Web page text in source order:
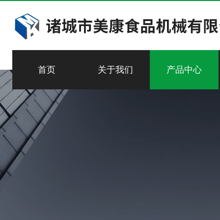
首页 关于我们 产品中心